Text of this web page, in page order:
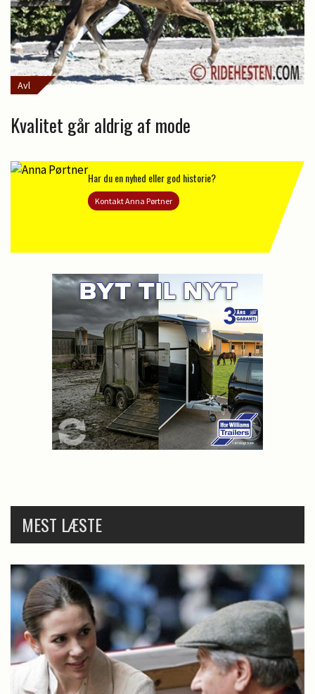
Avl
Kvalitet går aldrig af mode
Har du en nyhed eller god historie?
Kontakt Anna Pørtner
MEST LÆSTE